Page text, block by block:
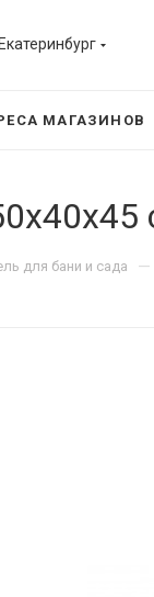
Екатеринбург
МАГАЗИНОВ
для бани и сада —